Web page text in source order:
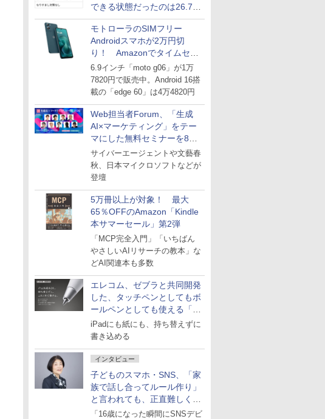
できる状態だったのは26.7％
にとどまる～GMOブランド
セキュリティ調査
モトローラのSIMフリー
Androidスマホが2万円切
り！ Amazonでタイムセー
ル
6.9インチ「moto g06」が1万
7820円で販売中。Android 16搭
載の「edge 60」は4万4820円
Web担当者Forum、「生成
AI×マーケティング」をテー
マにした無料セミナーを8月
27日にオンライン開催
サイバーエージェントや文藝春
秋、日本マイクロソフトなどが
登壇
5万冊以上が対象！ 最大
65％OFFのAmazon「Kindle
本サマーセール」第2弾
「MCP完全入門」「いちばん
やさしいAIリサーチの教本」な
どAI関連本も多数
エレコム、ゼブラと共同開発
した、タッチペンとしてもボ
ールペンとしても使える「ス
タイラスツーウェイ」発売
iPadにも紙にも、持ち替えずに
書き込める
インタビュー
子どものスマホ・SNS、「家
族で話し合ってルール作り」
と言われても、正直難しくな
いですか？
「16歳になった瞬間にSNSデビ